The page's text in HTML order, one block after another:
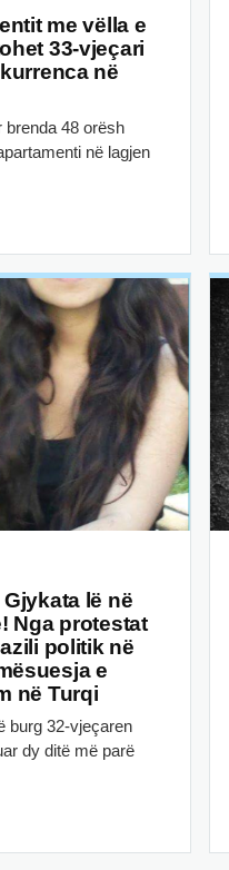
me vëlla e
33-vjeçari
në
brenda 48 orësh
në lagjen
lë në
Nga protestat
politik në
e
në Turqi
burg 32-vjeçaren
dy ditë më parë